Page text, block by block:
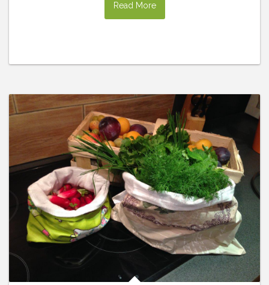
Read More